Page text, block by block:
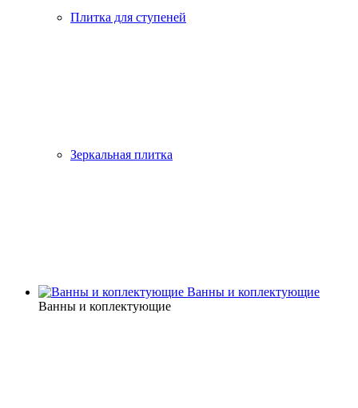
Плитка для ступеней
Зеркальная плитка
Ванны и коплектующие
Ванны и коплектующие